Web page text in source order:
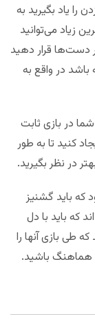
را یاد بگیرید به
زیاد می‌توانید
دست‌ها قرار دهید
در واقع به
در بازی ثابت
کنید تا به طور
در نظر بگیرید.
که باید گشنیز
که باید با دل
طی بازی آنها را
هماهنگ باشید.